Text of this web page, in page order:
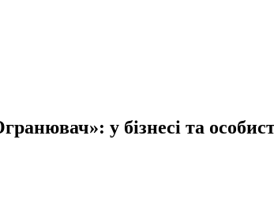
у бізнесі та